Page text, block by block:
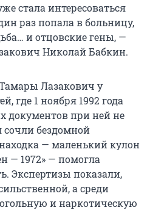
стала интересоваться
раз попала в больницу,
и отцовские гены, —
Николай Бабкин.
Лазакович у
где 1 ноября 1992 года
документов при ней не
бездомной
— маленький кулон
— 1972» — помогла
Экспертизы показали,
а среди
и наркотическую